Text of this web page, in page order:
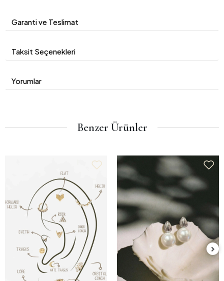
Garanti ve Teslimat
Taksit Seçenekleri
Yorumlar
Benzer Ürünler